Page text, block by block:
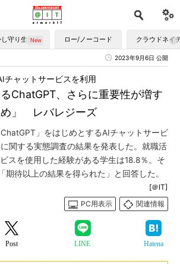
守り生かす ロー/ノーコード クラウドネイ
2023年9月6日 公開
ChatGPT、さらに重要性が増す
め」 レバレジーズ
チャットサービスを利用
」をはじめとするAIチャットサービ
関する実態調査の結果を発表した。就職活
スを使用した経験がある学生は18.8％。そ
期待以上の結果を得られた」と回答した。
[＠IT]
PC用表示
関連情報
Post LINE Hatena